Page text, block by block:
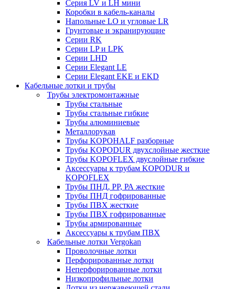
Серия LV и LH мини
Коробки в кабель-каналы
Напольные LO и угловые LR
Грунтовые и экранирующие
Серии RK
Серии LP и LPK
Серии LHD
Серии Elegant LE
Серии Elegant EKE и EKD
Кабельные лотки и трубы
Трубы электромонтажные
Трубы стальные
Трубы стальные гибкие
Трубы алюминиевые
Металлорукав
Трубы KOPOHALF разборные
Трубы KOPODUR двухслойные жесткие
Трубы KOPOFLEX двуслойные гибкие
Аксессуары к трубам KOPODUR и
KOPOFLEX
Трубы ПНД, РР, РА жесткие
Трубы ПНД гофрированные
Трубы ПВХ жесткие
Трубы ПВХ гофрированные
Трубы армированные
Аксессуары к трубам ПВХ
Кабельные лотки Vergokan
Проволочные лотки
Перфорированные лотки
Неперфорированные лотки
Низкопрофильные лотки